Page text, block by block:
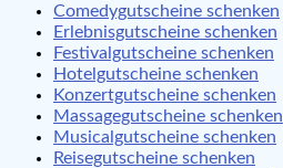
Comedygutscheine schenken
Erlebnisgutscheine schenken
Festivalgutscheine schenken
Hotelgutscheine schenken
Konzertgutscheine schenken
Massagegutscheine schenken
Musicalgutscheine schenken
Reisegutscheine schenken